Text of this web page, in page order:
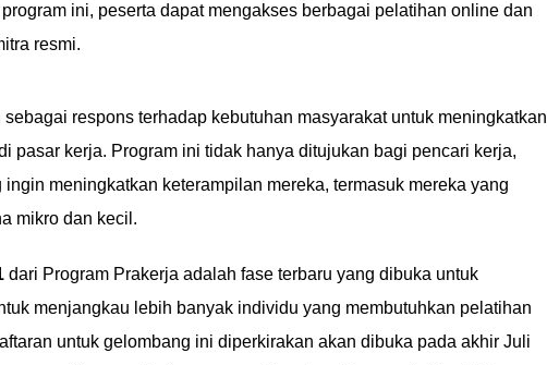
ini, peserta dapat mengakses berbagai pelatihan online dan
resmi.
respons terhadap kebutuhan masyarakat untuk meningkatkan
pasar kerja. Program ini tidak hanya ditujukan bagi pencari kerja,
meningkatkan keterampilan mereka, termasuk mereka yang
mikro dan kecil.
dari Program Prakerja adalah fase terbaru yang dibuka untuk
menjangkau lebih banyak individu yang membutuhkan pelatihan
untuk gelombang ini diperkirakan akan dibuka pada akhir Juli